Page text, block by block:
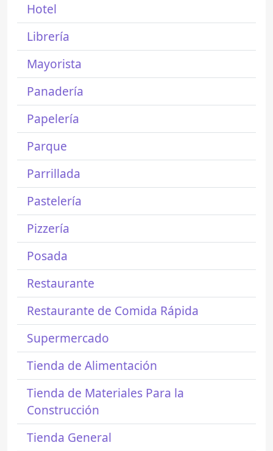
Hotel
Librería
Mayorista
Panadería
Papelería
Parque
Parrillada
Pastelería
Pizzería
Posada
Restaurante
Restaurante de Comida Rápida
Supermercado
Tienda de Alimentación
Tienda de Materiales Para la
Construcción
Tienda General